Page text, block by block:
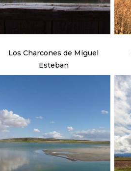
Los Charcones de Miguel
Esteban